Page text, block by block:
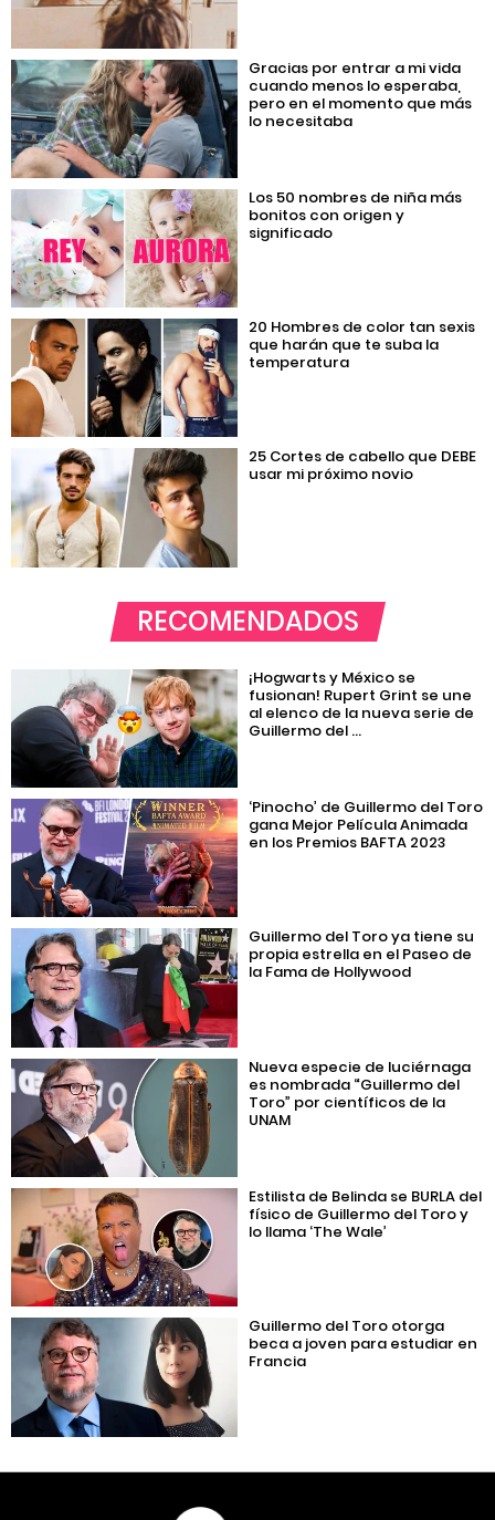
Gracias por entrar a mi vida
cuando menos lo esperaba,
pero en el momento que más
lo necesitaba
Los 50 nombres de niña más
bonitos con origen y
significado
20 Hombres de color tan sexis
que harán que te suba la
temperatura
25 Cortes de cabello que DEBE
usar mi próximo novio
RECOMENDADOS
¡Hogwarts y México se
fusionan! Rupert Grint se une
al elenco de la nueva serie de
Guillermo del ...
‘Pinocho’ de Guillermo del Toro
gana Mejor Película Animada
en los Premios BAFTA 2023
Guillermo del Toro ya tiene su
propia estrella en el Paseo de
la Fama de Hollywood
Nueva especie de luciérnaga
es nombrada “Guillermo del
Toro” por científicos de la
UNAM
Estilista de Belinda se BURLA del
físico de Guillermo del Toro y
lo llama ‘The Wale’
Guillermo del Toro otorga
beca a joven para estudiar en
Francia